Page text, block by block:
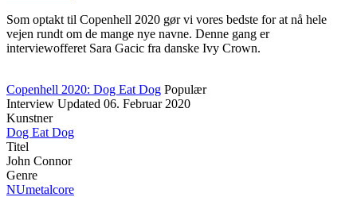
Som optakt til Copenhell 2020 gør vi vores bedste for at nå hele
vejen rundt om de mange nye navne. Denne gang er
interviewofferet Sara Gacic fra danske Ivy Crown.
Copenhell 2020: Dog Eat Dog Populær
Interview Updated 06. Februar 2020
Kunstner
Dog Eat Dog
Titel
John Connor
Genre
NUmetalcore